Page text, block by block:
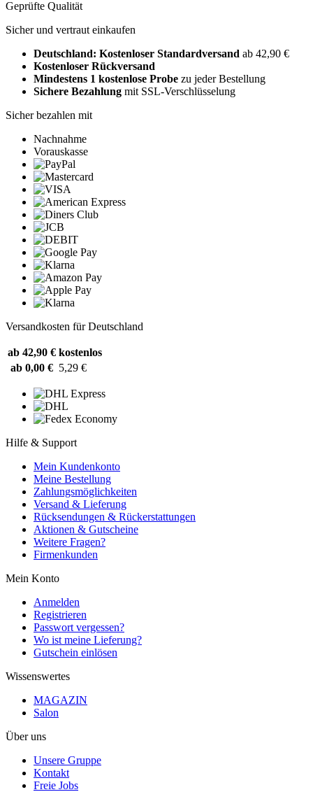
Geprüfte Qualität
Sicher und vertraut einkaufen
Deutschland: Kostenloser Standardversand ab 42,90 €
Kostenloser Rückversand
Mindestens 1 kostenlose Probe zu jeder Bestellung
Sichere Bezahlung mit SSL-Verschlüsselung
Sicher bezahlen mit
Nachnahme
Vorauskasse
Versandkosten für Deutschland
ab 42,90 € kostenlos
ab 0,00 € 5,29 €
Hilfe & Support
Mein Kundenkonto
Meine Bestellung
Zahlungsmöglichkeiten
Versand & Lieferung
Rücksendungen & Rückerstattungen
Aktionen & Gutscheine
Weitere Fragen?
Firmenkunden
Mein Konto
Anmelden
Registrieren
Passwort vergessen?
Wo ist meine Lieferung?
Gutschein einlösen
Wissenswertes
MAGAZIN
Salon
Über uns
Unsere Gruppe
Kontakt
Freie Jobs